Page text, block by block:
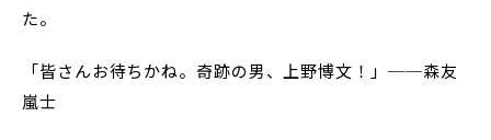
た。
「皆さんお待ちかね。奇跡の男、上野博文！」──森友
嵐士